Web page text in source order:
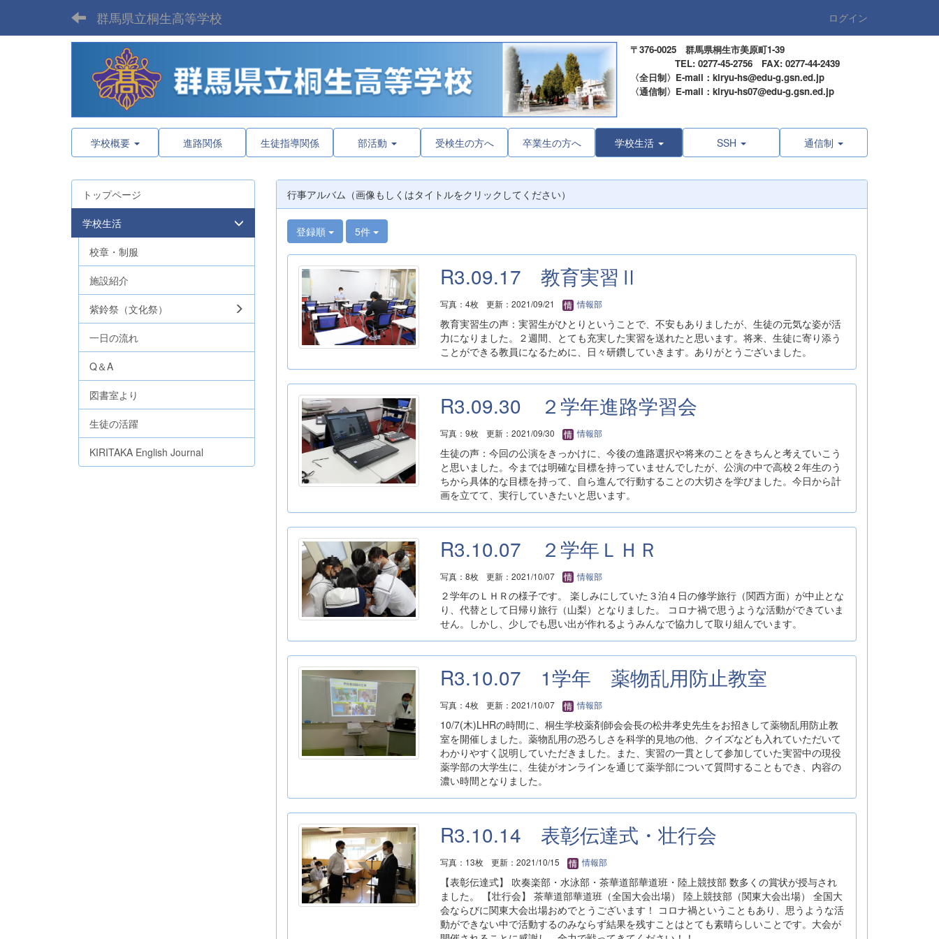
群馬県立桐生高等学校 ログイン
〒376-0025 群馬県桐生市美原町1-39
TEL: 0277-45-2756 FAX: 0277-44-2439
〈全日制〉E-mail：kiryu-hs@edu-g.gsn.ed.jp
〈通信制〉E-mail：kiryu-hs07@edu-g.gsn.ed.jp
学校概要 進路関係 生徒指導関係 部活動 受検生の方へ 卒業生の方へ 学校生活 SSH 通信制
行事アルバム（画像もしくはタイトルをクリックしてください）
登録順 5件
R3.09.17 教育実習Ⅱ
写真：4枚 更新：2021/09/21 情報部
教育実習生の声：実習生がひとりということで、不安もありましたが、生徒の元気な姿が活
力になりました。２週間、とても充実した実習を送れたと思います。将来、生徒に寄り添う
ことができる教員になるために、日々研鑽していきます。ありがとうございました。
R3.09.30 ２学年進路学習会
写真：9枚 更新：2021/09/30 情報部
生徒の声：今回の公演をきっかけに、今後の進路選択や将来のことをきちんと考えていこう
と思いました。今までは明確な目標を持っていませんでしたが、公演の中で高校２年生のう
ちから具体的な目標を持って、自ら進んで行動することの大切さを学びました。今日から計
画を立てて、実行していきたいと思います。
R3.10.07 ２学年ＬＨＲ
写真：8枚 更新：2021/10/07 情報部
２学年のＬＨＲの様子です。 楽しみにしていた３泊４日の修学旅行（関西方面）が中止とな
り、代替として日帰り旅行（山梨）となりました。 コロナ禍で思うような活動ができていま
せん。しかし、少しでも思い出が作れるようみんなで協力して取り組んでいます。
R3.10.07 1学年 薬物乱用防止教室
写真：4枚 更新：2021/10/07 情報部
10/7(木)LHRの時間に、桐生学校薬剤師会会長の松井孝史先生をお招きして薬物乱用防止教
室を開催しました。薬物乱用の恐ろしさを科学的見地の他、クイズなども入れていただいて
わかりやすく説明していただきました。また、実習の一貫として参加していた実習中の現役
薬学部の大学生に、生徒がオンラインを通じて薬学部について質問することもでき、内容の
濃い時間となりました。
R3.10.14 表彰伝達式・壮行会
写真：13枚 更新：2021/10/15 情報部
【表彰伝達式】 吹奏楽部・水泳部・茶華道部華道班・陸上競技部 数多くの賞状が授与され
ました。 【壮行会】 茶華道部華道班（全国大会出場） 陸上競技部（関東大会出場） 全国大
会ならびに関東大会出場おめでとうございます！ コロナ禍ということもあり、思うような活
動ができない中で活動するのみならず結果を残すことはとても素晴らしいことです。大会が
トップページ
学校生活
校章・制服
施設紹介
紫鈴祭（文化祭）
一日の流れ
Q＆A
図書室より
生徒の活躍
KIRITAKA English Journal